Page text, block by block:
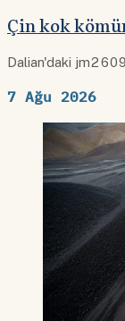
Çin kok
Dalian'daki
7 Ağu 2026